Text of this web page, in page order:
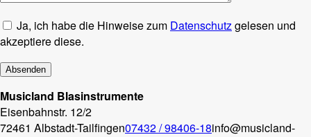
Ja, ich habe die Hinweise zum Datenschutzgelesen und
akzeptiere diese.
Musicland Blasinstrumente
Eisenbahnstr. 12/2
72461 Albstadt-Tailfingen07432 / 98406-18info@musicland-